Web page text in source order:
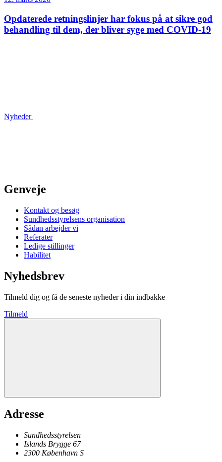
Opdaterede retnings­linjer har fokus på at sikre god
behandling til dem, der bliver syge med COVID-19
Nyheder
Genveje
Kontakt og besøg
Sundhedsstyrelsens organisation
Sådan arbejder vi
Referater
Ledige stillinger
Habilitet
Nyhedsbrev
Tilmeld dig og få de seneste nyheder i din indbakke
Tilmeld
Adresse
Sundhedsstyrelsen
Islands Brygge 67
2300 København S